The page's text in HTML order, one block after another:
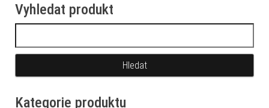
Vyhledat produkt
Kategorie produktu